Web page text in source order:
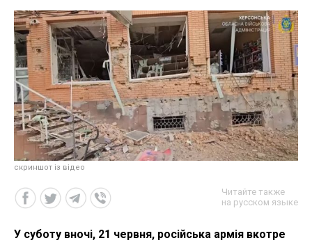
скриншот із відео
Читайте также
на русском языке
У суботу вночі, 21 червня, російська армія вкотре